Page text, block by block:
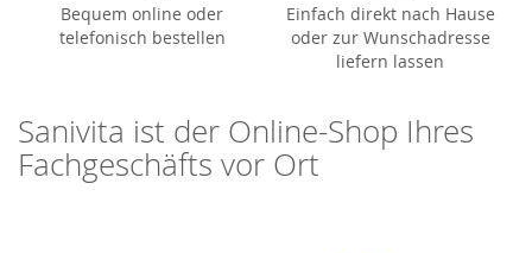
Bequem online oder
telefonisch bestellen
Einfach direkt nach Hause
oder zur Wunschadresse
liefern lassen
Sanivita ist der Online-Shop Ihres
Fachgeschäfts vor Ort